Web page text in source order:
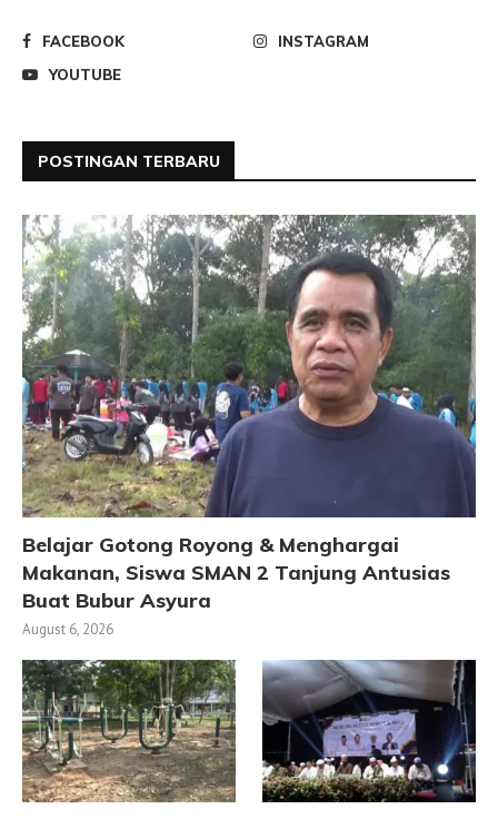
FACEBOOK
INSTAGRAM
YOUTUBE
POSTINGAN TERBARU
Belajar Gotong Royong & Menghargai
Makanan, Siswa SMAN 2 Tanjung Antusias
Buat Bubur Asyura
August 6, 2026